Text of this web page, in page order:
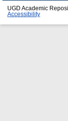
UGD Academic
Accessibility